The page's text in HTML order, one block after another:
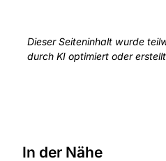
Dieser Seiteninhalt wurde
durch KI optimiert oder
In der Nähe